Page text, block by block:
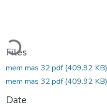
Files
mem mas 32.pdf(409.92 KB)
mem mas 32.pdf(409.92 KB)
Date